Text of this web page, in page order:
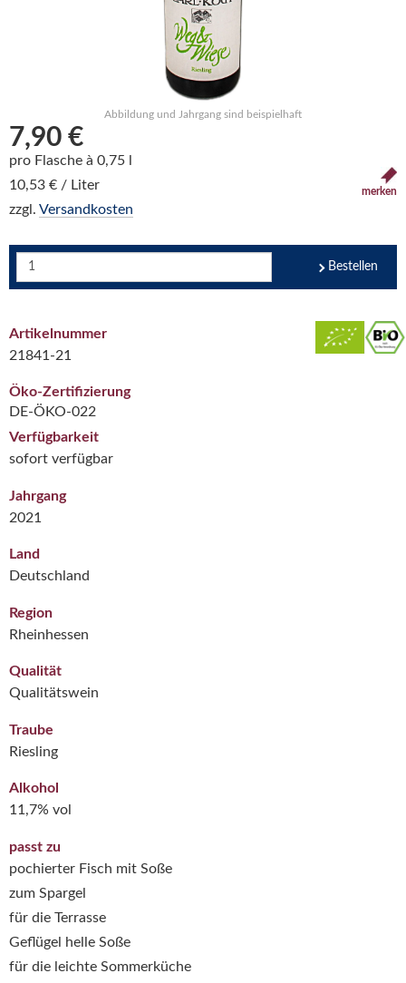
Abbildung und Jahrgang sind beispielhaft
7,90 €
pro Flasche à 0,75 l
10,53 € / Liter
zzgl. Versandkosten
merken
Bestellen
Artikelnummer
21841-21
Öko-Zertifizierung
DE-ÖKO-022
Verfügbarkeit
sofort verfügbar
Jahrgang
2021
Land
Deutschland
Region
Rheinhessen
Qualität
Qualitätswein
Traube
Riesling
Alkohol
11,7% vol
passt zu
pochierter Fisch mit Soße
zum Spargel
für die Terrasse
Geflügel helle Soße
für die leichte Sommerküche